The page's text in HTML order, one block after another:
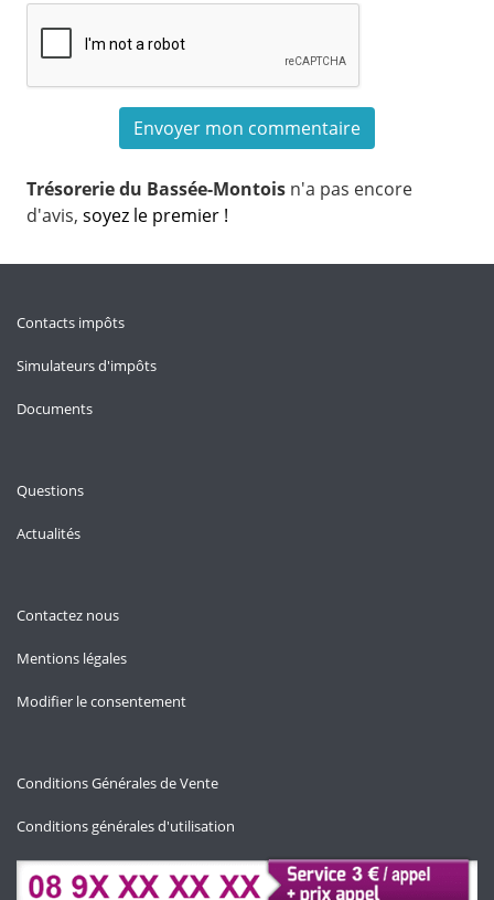
Trésorerie du Bassée-Montois n'a pas encore
d'avis, soyez le premier !
Contacts impôts
Simulateurs d'impôts
Documents
Questions
Actualités
Contactez nous
Mentions légales
Modifier le consentement
Conditions Générales de Vente
Conditions générales d'utilisation